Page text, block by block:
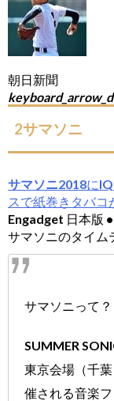
朝日新聞
2サマソニ
サマソニ 2018に
スで紙巻きタバコ
Engadget 日本版
サマソニのタイム
サマソニって？
SUMMER
東京会場（千
催される音楽